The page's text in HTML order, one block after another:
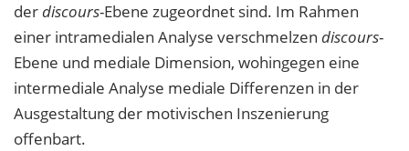
derdiscours-Ebene zugeordnet sind. Im Rahmen
einer intramedialen Analyse verschmelzen discours-
Ebene und mediale Dimension, wohingegen eine
intermediale Analyse mediale Differenzen in der
Ausgestaltung der motivischen Inszenierung
offenbart.